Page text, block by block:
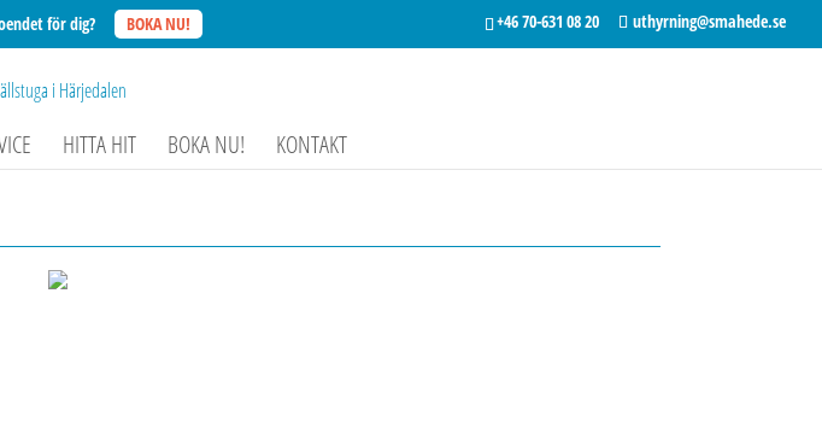
+46 70-631 08 20 uthyrning@smahede.se
för dig? BOKA NU!
HITTA HIT BOKA NU! KONTAKT